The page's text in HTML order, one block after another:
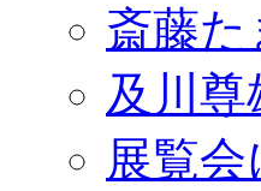
斎藤
及川
展覧